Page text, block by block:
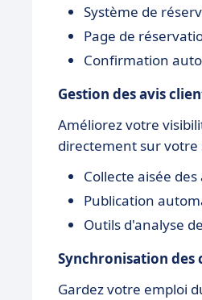
Système de
Page de
Confirmation
Gestion des avis
Améliorez votre
directement sur votre
Collecte aisée
Publication
Outils d'analyse
Synchronisation des
Gardez votre emploi